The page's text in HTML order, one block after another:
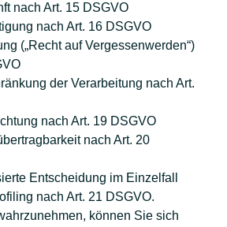
nach Art. 15 DSGVO
nach Art. 16 DSGVO
(„Recht auf Vergessenwerden“)
der Verarbeitung nach Art.
nach Art. 19 DSGVO
nach Art. 20
Entscheidung im Einzelfall
nach Art. 21 DSGVO.
können Sie sich